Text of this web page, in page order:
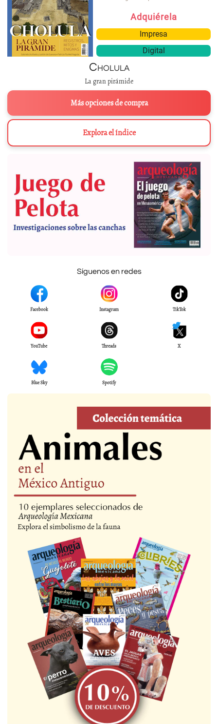
Adquiérela
Impresa
Digital
Cholula
La gran pirámide
Más opciones de compra
Explora el índice
Síguenos en redes
Facebook Instagram TikTok
YouTube Threads X
Blue Sky Spotify